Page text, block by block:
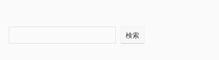
検索